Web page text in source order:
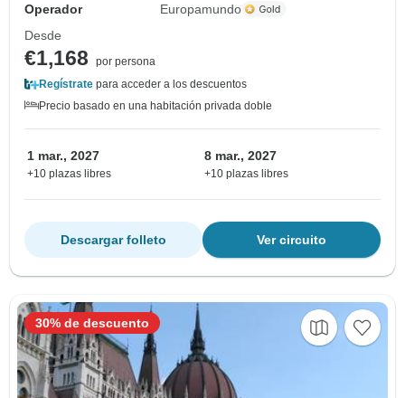
Operador
Europamundo
Desde
€1,168
por persona
Regístrate para acceder a los descuentos
Precio basado en una habitación privada doble
1 mar., 2027
+10 plazas libres
8 mar., 2027
+10 plazas libres
Ver circuito
Descargar folleto
30% de descuento